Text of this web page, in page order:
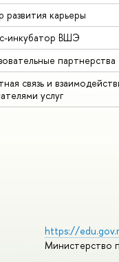
развития карьеры
инкубатор ВШЭ
партнерства
связь и
услуг
https://
Министерство